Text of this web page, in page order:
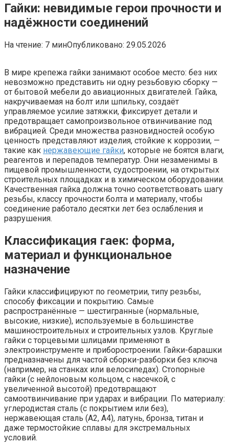
Гайки: невидимые герои прочности и
надёжности соединений
На чтение: 7 минОпубликовано: 29.05.2026
В мире крепежа гайки занимают особое место: без них
невозможно представить ни одну резьбовую сборку —
от бытовой мебели до авиационных двигателей. Гайка,
накручиваемая на болт или шпильку, создаёт
управляемое усилие затяжки, фиксирует детали и
предотвращает самопроизвольное отвинчивание под
вибрацией. Среди множества разновидностей особую
ценность представляют изделия, стойкие к коррозии, —
такие как нержавеющие гайки, которые не боятся влаги,
реагентов и перепадов температур. Они незаменимы в
пищевой промышленности, судостроении, на открытых
строительных площадках и в химическом оборудовании.
Качественная гайка должна точно соответствовать шагу
резьбы, классу прочности болта и материалу, чтобы
соединение работало десятки лет без ослабления и
разрушения.
Классификация гаек: форма,
материал и функциональное
назначение
Гайки классифицируют по геометрии, типу резьбы,
способу фиксации и покрытию. Самые
распространённые — шестигранные (нормальные,
высокие, низкие), используемые в большинстве
машиностроительных и строительных узлов. Круглые
гайки с торцевыми шлицами применяют в
электроинструменте и приборостроении. Гайки-барашки
предназначены для частой сборки-разборки без ключа
(например, на станках или велосипедах). Стопорные
гайки (с нейлоновым кольцом, с насечкой, с
увеличенной высотой) предотвращают
самоотвинчивание при ударах и вибрации. По материалу:
углеродистая сталь (с покрытием или без),
нержавеющая сталь (A2, A4), латунь, бронза, титан и
даже термостойкие сплавы для экстремальных
условий.